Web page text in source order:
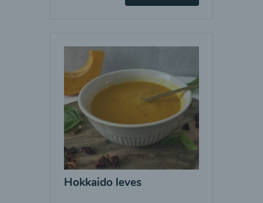
Hokkaido leves